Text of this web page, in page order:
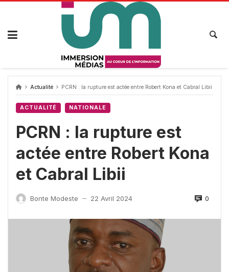
Passer
Actualité PCRN : la rupture est actée entre Robert Kona et Cabral Libii
ACTUALITÉ NATIONALE
PCRN : la rupture est
actée entre Robert Kona
et Cabral Libii
Bonte Modeste — 22 Avril 2024 0